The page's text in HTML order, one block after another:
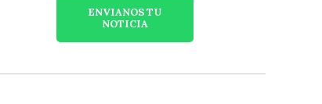
ENVIANOS TU
NOTICIA